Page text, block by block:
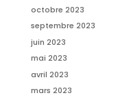
octobre 2023
septembre 2023
juin 2023
mai 2023
avril 2023
mars 2023